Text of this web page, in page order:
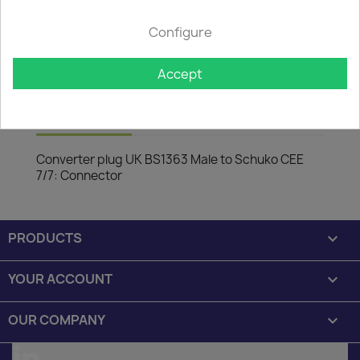
The minimum purchase order quantity for the product is
50.
Converter plug UK BS1363 Male to Schuko CEE
7/7: Connector
PRODUCTS 
YOUR ACCOUNT 
OUR COMPANY 
Configure
Accept